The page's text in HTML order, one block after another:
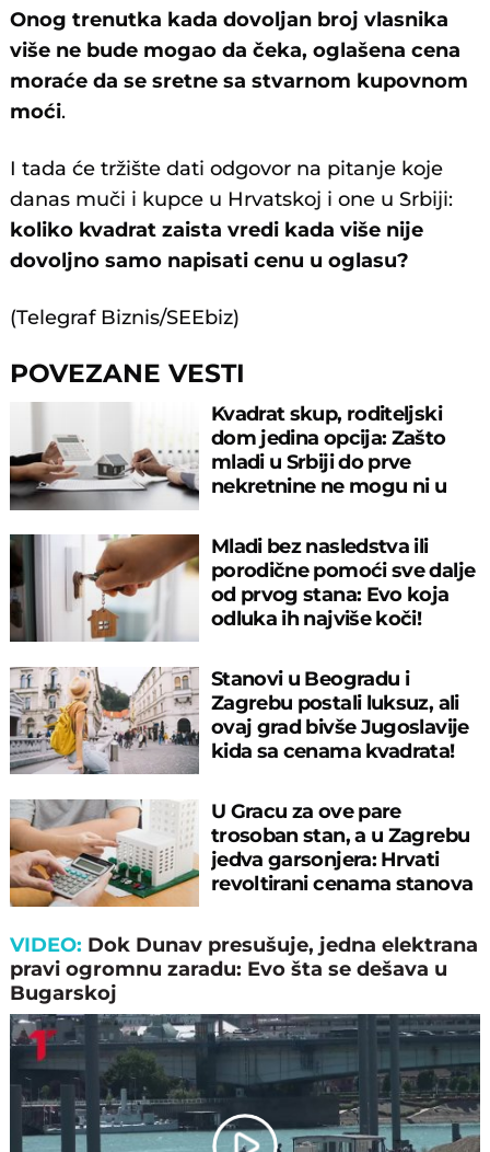
Onog trenutka kada dovoljan broj vlasnika
više ne bude mogao da čeka, oglašena cena
moraće da se sretne sa stvarnom kupovnom
moći.
I tada će tržište dati odgovor na pitanje koje
danas muči i kupce u Hrvatskoj i one u Srbiji:
koliko kvadrat zaista vredi kada više nije
dovoljno samo napisati cenu u oglasu?
(Telegraf Biznis/SEEbiz)
POVEZANE VESTI
Kvadrat skup, roditeljski
dom jedina opcija: Zašto
mladi u Srbiji do prve
nekretnine ne mogu ni u
Mladi bez nasledstva ili
porodične pomoći sve dalje
od prvog stana: Evo koja
odluka ih najviše koči!
Stanovi u Beogradu i
Zagrebu postali luksuz, ali
ovaj grad bivše Jugoslavije
kida sa cenama kvadrata!
U Gracu za ove pare
trosoban stan, a u Zagrebu
jedva garsonjera: Hrvati
revoltirani cenama stanova
VIDEO: Dok Dunav presušuje, jedna elektrana
pravi ogromnu zaradu: Evo šta se dešava u
Bugarskoj